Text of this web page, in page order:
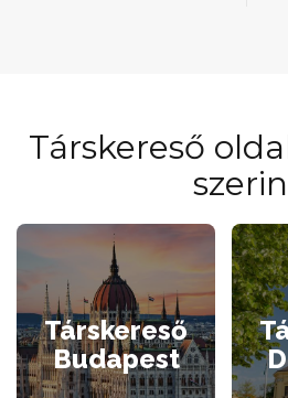
Társkereső
Társkereső
Budapest